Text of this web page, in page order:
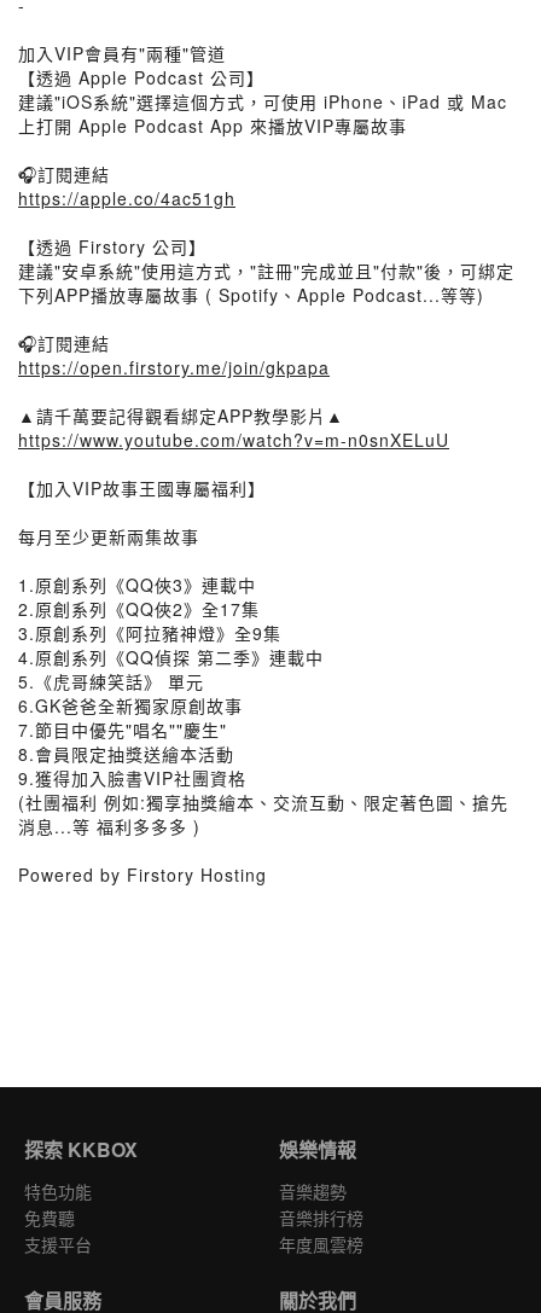
-
加入VIP會員有"兩種"管道
【透過 Apple Podcast 公司】
建議"iOS系統"選擇這個方式，可使用 iPhone、iPad 或 Mac
上打開 Apple Podcast App 來播放VIP專屬故事
🎧訂閱連結
https://apple.co/4ac51gh
【透過 Firstory 公司】
建議"安卓系統"使用這方式，"註冊"完成並且"付款"後，可綁定
下列APP播放專屬故事 ( Spotify、Apple Podcast...等等)
🎧訂閱連結
https://open.firstory.me/join/gkpapa
▲請千萬要記得觀看綁定APP教學影片▲
https://www.youtube.com/watch?v=m-n0snXELuU
【加入VIP故事王國專屬福利】
每月至少更新兩集故事
1.原創系列《QQ俠3》連載中
2.原創系列《QQ俠2》全17集
3.原創系列《阿拉豬神燈》全9集
4.原創系列《QQ偵探 第二季》連載中
5.《虎哥練笑話》 單元
6.GK爸爸全新獨家原創故事
7.節目中優先"唱名""慶生"
8.會員限定抽獎送繪本活動
9.獲得加入臉書VIP社團資格
(社團福利 例如:獨享抽獎繪本、交流互動、限定著色圖、搶先
消息...等 福利多多多 )
Powered by Firstory Hosting
探索 KKBOX
特色功能
免費聽
支援平台
娛樂情報
音樂趨勢
音樂排行榜
年度風雲榜
會員服務 關於我們